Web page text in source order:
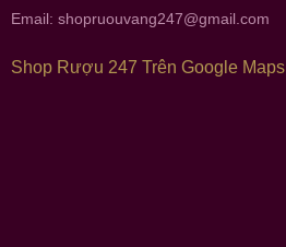
Email: shopruouvang247@gmail.com
Shop Rượu 247 Trên Google Maps